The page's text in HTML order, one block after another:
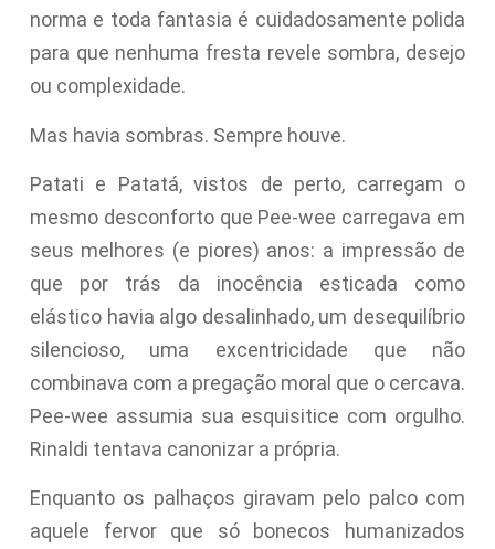
norma e toda fantasia é cuidadosamente polida
para que nenhuma fresta revele sombra, desejo
ou complexidade.
Mas havia sombras. Sempre houve.
Patati e Patatá, vistos de perto, carregam o
mesmo desconforto que Pee-wee carregava em
seus melhores (e piores) anos: a impressão de
que por trás da inocência esticada como
elástico havia algo desalinhado, um desequilíbrio
silencioso, uma excentricidade que não
combinava com a pregação moral que o cercava.
Pee-wee assumia sua esquisitice com orgulho.
Rinaldi tentava canonizar a própria.
Enquanto os palhaços giravam pelo palco com
aquele fervor que só bonecos humanizados